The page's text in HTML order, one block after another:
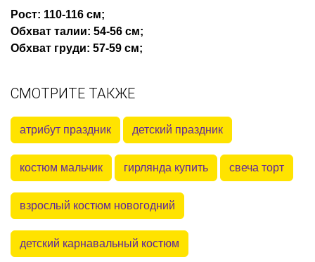
Рост: 110-116 см;
Обхват талии: 54-56 см;
Обхват груди: 57-59 см;
СМОТРИТЕ ТАКЖЕ
атрибут праздник детский праздник
костюм мальчик гирлянда купить свеча торт
взрослый костюм новогодний
детский карнавальный костюм